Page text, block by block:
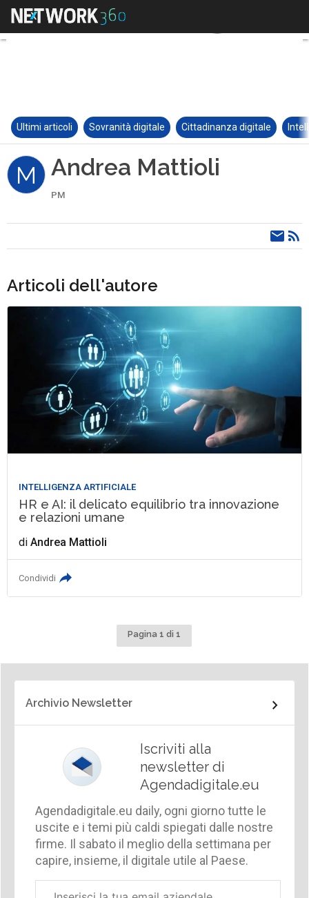
Ultimi articoli Sovranità digitale Cittadinanza digitale
M Andrea Mattioli
PM
Articoli dell'autore
INTELLIGENZA ARTIFICIALE
HR e AI: il delicato equilibrio tra innovazione
e relazioni umane
diAndrea Mattioli
Condividi
Pagina 1 di 1
Archivio Newsletter
Iscriviti alla
newsletter di
Agendadigitale.eu
Agendadigitale.eu daily, ogni giorno tutte le
uscite e i temi più caldi spiegati dalle nostre
firme. Il sabato il meglio della settimana per
capire, insieme, il digitale utile al Paese.